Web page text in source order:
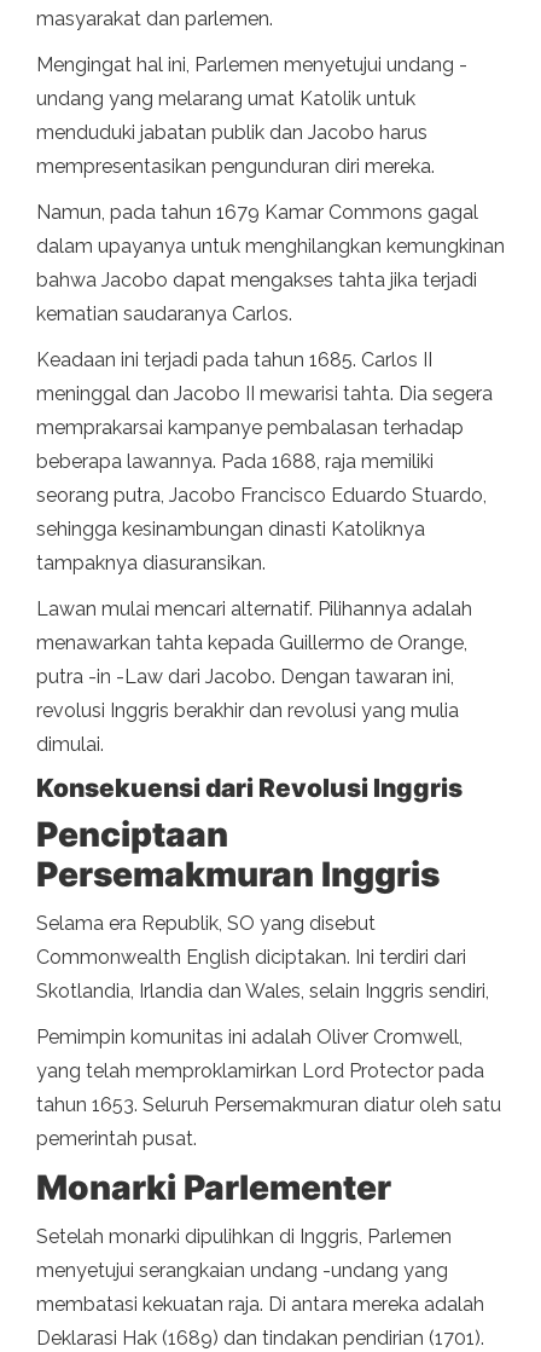
masyarakat dan parlemen.
Mengingat hal ini, Parlemen menyetujui undang -
undang yang melarang umat Katolik untuk
menduduki jabatan publik dan Jacobo harus
mempresentasikan pengunduran diri mereka.
Namun, pada tahun 1679 Kamar Commons gagal
dalam upayanya untuk menghilangkan kemungkinan
bahwa Jacobo dapat mengakses tahta jika terjadi
kematian saudaranya Carlos.
Keadaan ini terjadi pada tahun 1685. Carlos II
meninggal dan Jacobo II mewarisi tahta. Dia segera
memprakarsai kampanye pembalasan terhadap
beberapa lawannya. Pada 1688, raja memiliki
seorang putra, Jacobo Francisco Eduardo Stuardo,
sehingga kesinambungan dinasti Katoliknya
tampaknya diasuransikan.
Lawan mulai mencari alternatif. Pilihannya adalah
menawarkan tahta kepada Guillermo de Orange,
putra -in -Law dari Jacobo. Dengan tawaran ini,
revolusi Inggris berakhir dan revolusi yang mulia
dimulai.
Konsekuensi dari Revolusi Inggris
Penciptaan
Persemakmuran Inggris
Selama era Republik, SO yang disebut
Commonwealth English diciptakan. Ini terdiri dari
Skotlandia, Irlandia dan Wales, selain Inggris sendiri,
Pemimpin komunitas ini adalah Oliver Cromwell,
yang telah memproklamirkan Lord Protector pada
tahun 1653. Seluruh Persemakmuran diatur oleh satu
pemerintah pusat.
Monarki Parlementer
Setelah monarki dipulihkan di Inggris, Parlemen
menyetujui serangkaian undang -undang yang
membatasi kekuatan raja. Di antara mereka adalah
Deklarasi Hak (1689) dan tindakan pendirian (1701).